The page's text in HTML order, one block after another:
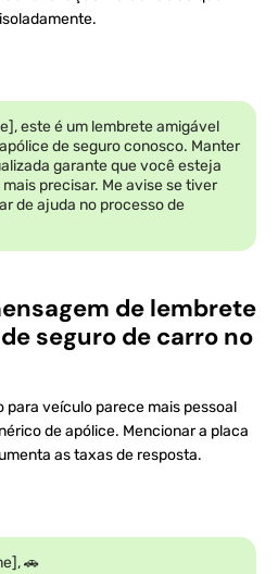
este é um lembrete amigável
de seguro conosco. Manter
garante que você esteja
precisar. Me avise se tiver
de ajuda no processo de
de lembrete
seguro de carro no
para veículo parece mais pessoal
de apólice. Mencionar a placa
as taxas de resposta.
🚗